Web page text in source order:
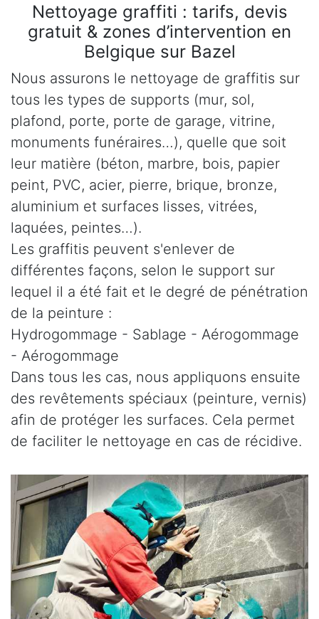
Nettoyage graffiti : tarifs, devis
gratuit & zones d’intervention en
Belgique sur Bazel
Nous assurons le nettoyage de graffitis sur
tous les types de supports (mur, sol,
plafond, porte, porte de garage, vitrine,
monuments funéraires…), quelle que soit
leur matière (béton, marbre, bois, papier
peint, PVC, acier, pierre, brique, bronze,
aluminium et surfaces lisses, vitrées,
laquées, peintes…).
Les graffitis peuvent s'enlever de
différentes façons, selon le support sur
lequel il a été fait et le degré de pénétration
de la peinture :
Hydrogommage - Sablage - Aérogommage
- Aérogommage
Dans tous les cas, nous appliquons ensuite
des revêtements spéciaux (peinture, vernis)
afin de protéger les surfaces. Cela permet
de faciliter le nettoyage en cas de récidive.